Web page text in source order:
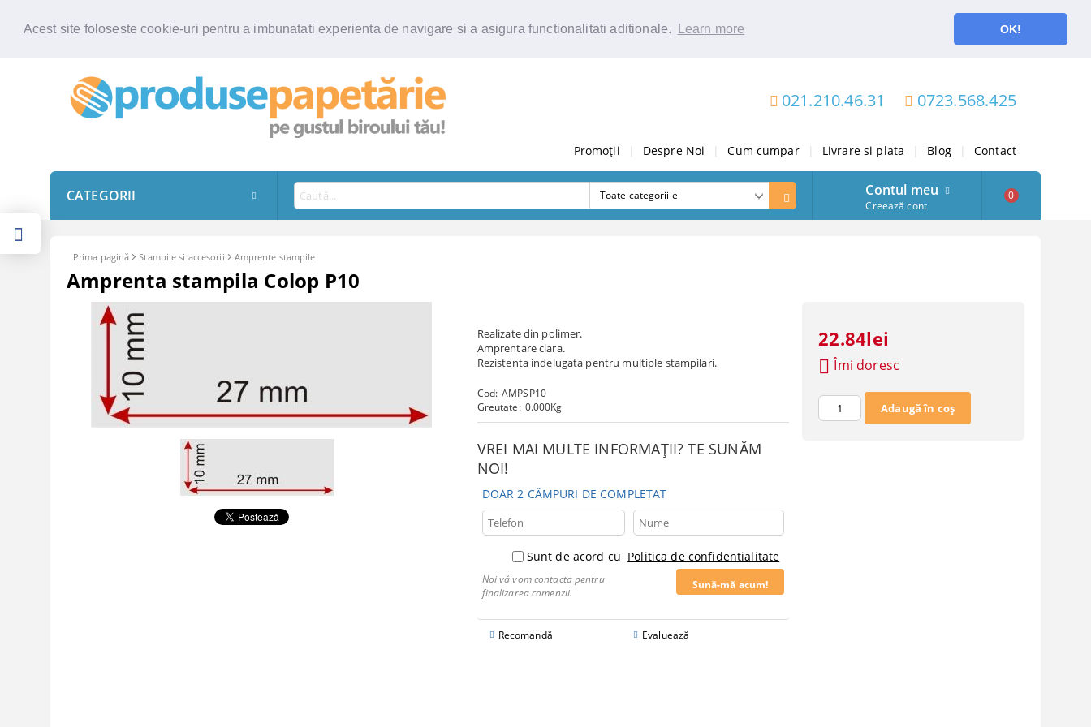
Acest site foloseste cookie-uri pentru a imbunatati experienta de navigare si a asigura functionalitati aditionale. Learn more OK!
021.210.46.31 0723.568.425
Promoții Despre Noi Cum cumpar Livrare si plata Blog Contact
CATEGORII Contul meu
Creează cont
0
Prima pagină Stampile si accesorii Amprente stampile
Amprenta stampila Colop P10
Realizate din polimer.
Amprentare clara.
Rezistenta indelugata pentru multiple stampilari.
Cod: AMPSP10
Greutate: 0.000Kg
VREI MAI MULTE INFORMAȚII? TE SUNĂM
NOI!
DOAR 2 CÂMPURI DE COMPLETAT
Sunt de acord cu Politica de confidentialitate
Noi vă vom contacta pentru
finalizarea comenzii.
Recomandă Evaluează
22.84lei
Îmi doresc